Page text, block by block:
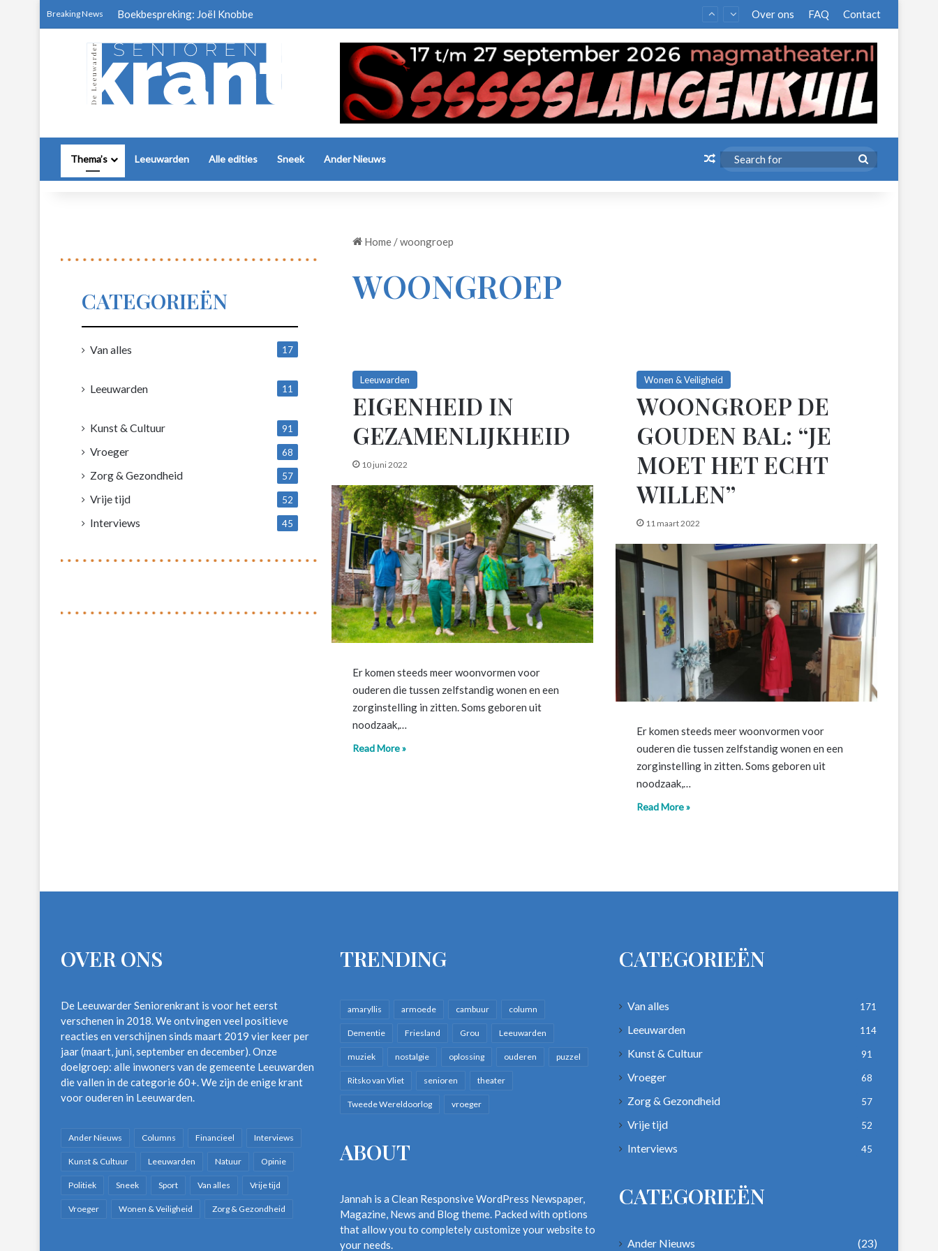
Breaking News Boekbespreking: Joël Knobbe Over ons FAQ Contact
Thema’s Leeuwarden Alle edities Sneek Ander Nieuws Random Article
for
Home /woongroep
WOONGROEP
Leeuwarden
EIGENHEID IN
GEZAMENLIJKHEID
10 juni 2022
Er komen steeds meer woonvormen voor
ouderen die tussen zelfstandig wonen en een
zorginstelling in zitten. Soms geboren uit
noodzaak,…
Read More »
Wonen & Veiligheid
WOONGROEP DE
GOUDEN BAL: “JE
MOET HET ECHT
WILLEN”
11 maart 2022
Er komen steeds meer woonvormen voor
ouderen die tussen zelfstandig wonen en een
zorginstelling in zitten. Soms geboren uit
noodzaak,…
Read More »
CATEGORIEËN
Van alles
17
Leeuwarden
11
Kunst & Cultuur 91
Vroeger 68
Zorg & Gezondheid 57
Vrije tijd 52
Interviews 45
OVER ONS
De Leeuwarder Seniorenkrant is voor het eerst
verschenen in 2018. We ontvingen veel positieve
reacties en verschijnen sinds maart 2019 vier keer per
jaar (maart, juni, september en december). Onze
doelgroep: alle inwoners van de gemeente Leeuwarden
die vallen in de categorie 60+. We zijn de enige krant
voor ouderen in Leeuwarden.
Ander Nieuws Columns Financieel Interviews
Kunst & Cultuur Leeuwarden Natuur Opinie
Politiek Sneek Sport Van alles Vrije tijd
Vroeger Wonen & Veiligheid Zorg & Gezondheid
TRENDING
amaryllis armoede cambuur column
Dementie Friesland Grou Leeuwarden
muziek nostalgie oplossing ouderen puzzel
Ritsko van Vliet senioren theater
Tweede Wereldoorlog vroeger
ABOUT
Jannah is a Clean Responsive WordPress Newspaper,
Magazine, News and Blog theme. Packed with options
that allow you to completely customize your website to
your needs.
CATEGORIEËN
Van alles 171
Leeuwarden 114
Kunst & Cultuur 91
Vroeger 68
Zorg & Gezondheid 57
Vrije tijd 52
Interviews 45
CATEGORIEËN
Ander Nieuws (23)